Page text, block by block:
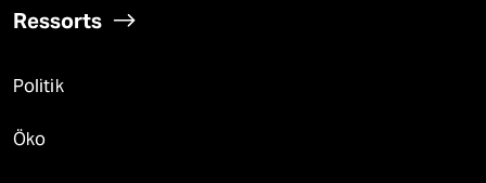
Ressorts
Politik
Öko